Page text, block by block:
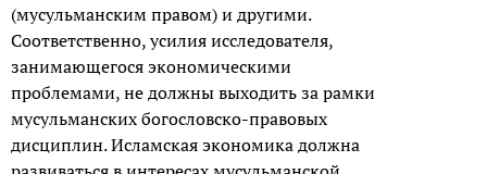
(мусульманским правом) и другими.
Соответственно, усилия исследователя,
занимающегося экономическими
проблемами, не должны выходить за рамки
мусульманских богословско-правовых
дисциплин. Исламская экономика должна